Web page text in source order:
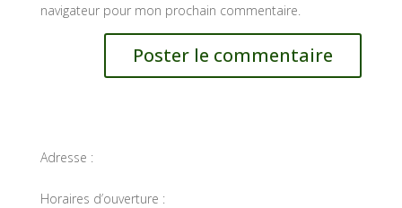
navigateur pour mon prochain commentaire.
Adresse :
Horaires d’ouverture :